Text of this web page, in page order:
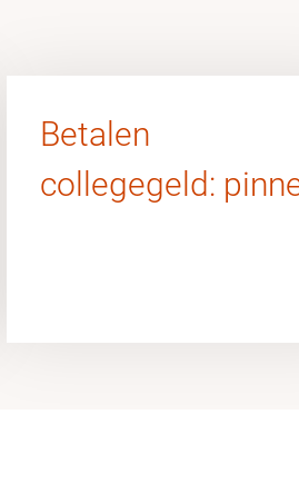
Betalen
collegegeld: